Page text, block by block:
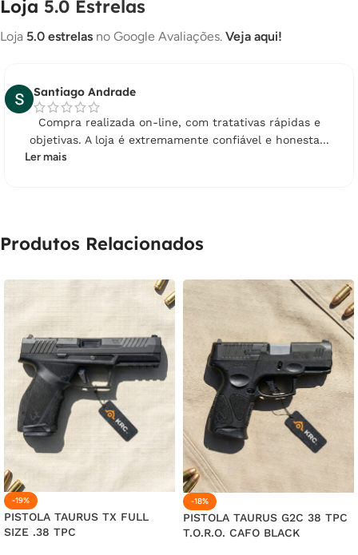
Loja 5.0 Estrelas
Loja 5.0 estrelas no Google Avaliações. Veja aqui!
Santiago Andrade
Compra realizada on-line, com tratativas rápidas e
objetivas. A loja é extremamente confiável e honesta...
Ler mais
Produtos Relacionados
-19%
PISTOLA TAURUS TX FULL
SIZE .38 TPC
-18%
PISTOLA TAURUS G2C 38 TPC
T.O.R.O. CAFO BLACK